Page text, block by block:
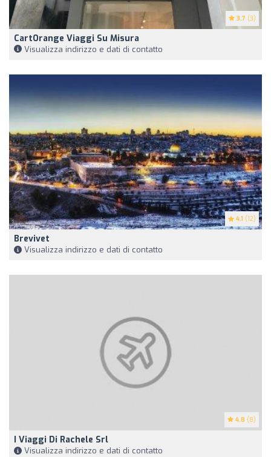
3.7 (3)
CartOrange Viaggi Su Misura
Visualizza indirizzo e dati di contatto
4.1 (12)
Brevivet
Visualizza indirizzo e dati di contatto
4.8 (8)
I Viaggi Di Rachele Srl
Visualizza indirizzo e dati di contatto